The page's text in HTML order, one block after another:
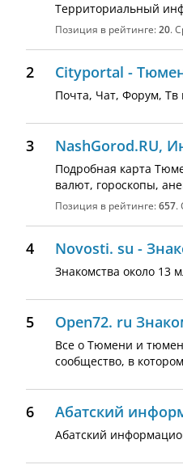
Территориальный
Позиция в рейтинге:20.
2 Cityportal -
Почта, Чат, Форум, Тв
3 NashGorod.RU,
Подробная карта
валют, гороскопы,
Позиция в рейтинге:657.
4 Novosti. su -
Знакомства около 13
5 Open72. ru
Все о Тюмени и
сообщество, в
6 Абатский
Абатский